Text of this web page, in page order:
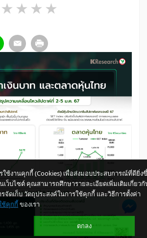
4 stars
3 stars
2 stars
1 star
ใช้งานคุกกี้ (Cookies) เพื่อส่งมอบประสบการณ์ที่ดียิ่ง
ว็บไซต์ คุณสามารถศึกษารายละเอียดเพิ่มเติมเกี่ยวกั
ดเก็บ วัตถุประสงค์ในการใช้คุกกี้ และวิธีการตั้งค่า
ช้คุกกี้ ของเรา
ตกลง